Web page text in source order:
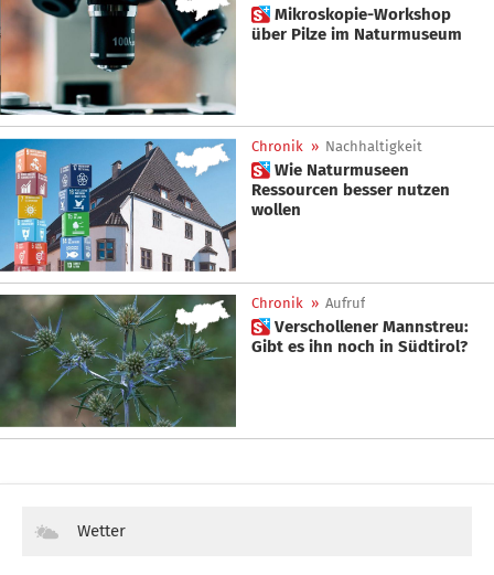
 Mikroskopie-Workshop
über Pilze im Naturmuseum
Chronik » Nachhaltigkeit
 Wie Naturmuseen
Ressourcen besser nutzen
wollen
Chronik » Aufruf
 Verschollener Mannstreu:
Gibt es ihn noch in Südtirol?
Wetter